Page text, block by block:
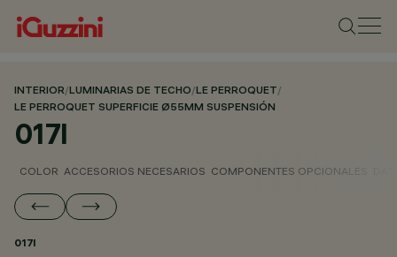
INTERIOR/LUMINARIAS DE TECHO/LE PERROQUET/
LE PERROQUET SUPERFICIE Ø55MM SUSPENSIÓN
017I
COLOR ACCESORIOS NECESARIOS COMPONENTES OPCIONALES
017I